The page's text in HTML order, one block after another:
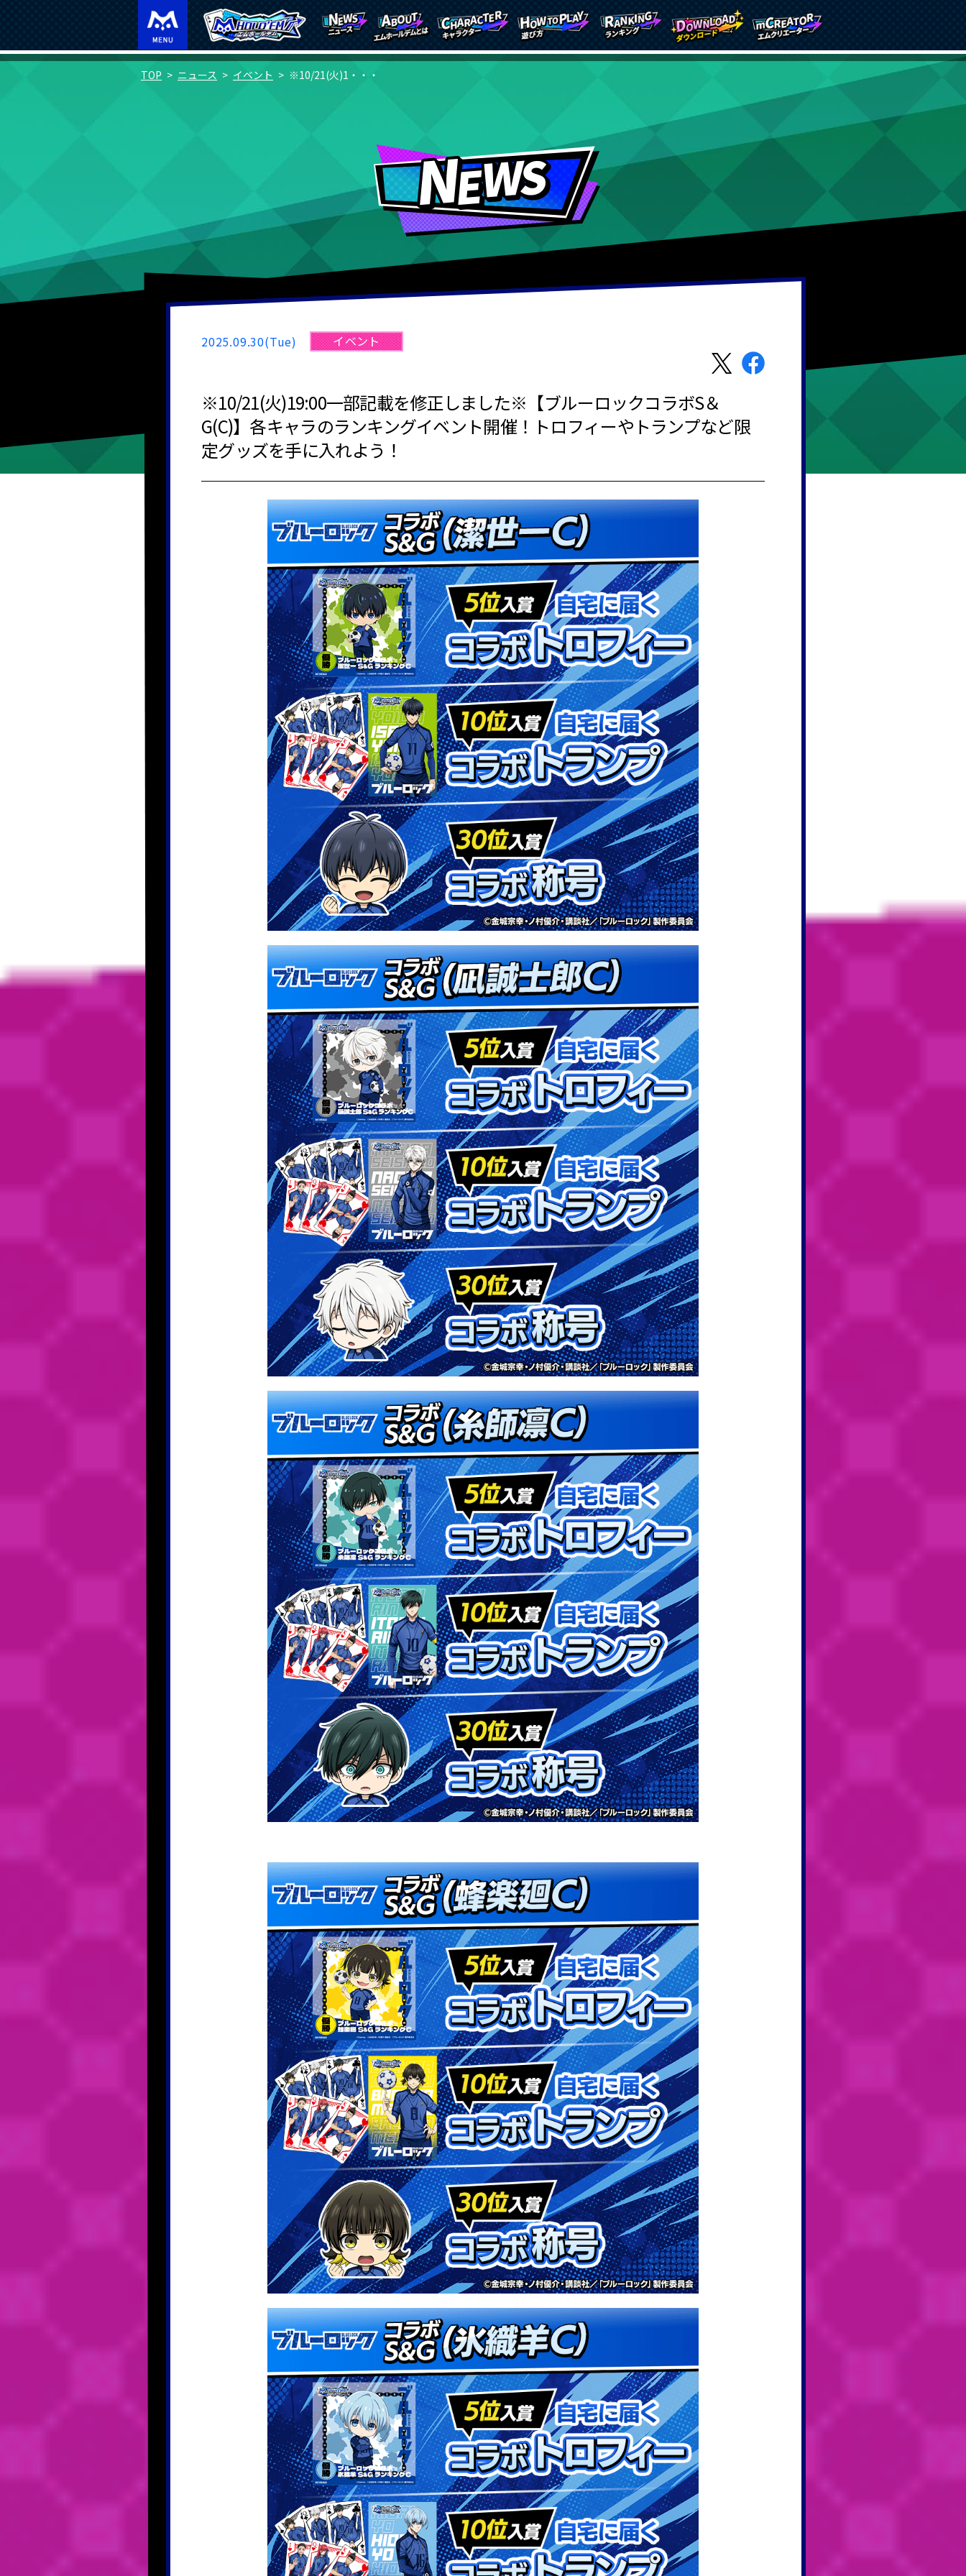
TOP ニュース イベント ※10/21(火)1・・・
2025.09.30(Tue) イベント
※10/21(火)19:00一部記載を修正しました※【ブルーロックコラボS＆
G(C)】各キャラのランキングイベント開催！トロフィーやトランプなど限
定グッズを手に入れよう！